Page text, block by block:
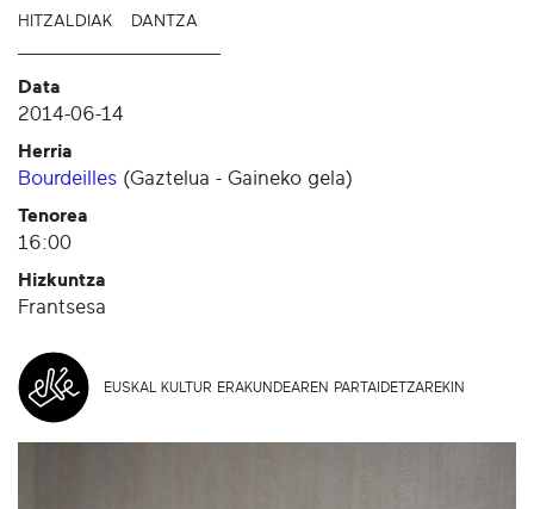
HITZALDIAK DANTZA
Data
2014-06-14
Herria
Bourdeilles (Gaztelua - Gaineko gela)
Tenorea
16:00
Hizkuntza
Frantsesa
EUSKAL KULTUR ERAKUNDEAREN PARTAIDETZAREKIN